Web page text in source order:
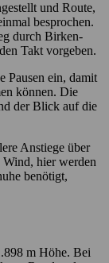
und Route,
besprochen.
durch Birken-
Takt vorgeben.
Pausen ein, damit
können. Die
der Blick auf die
Anstiege über
hier werden
benötigt,
m Höhe. Bei